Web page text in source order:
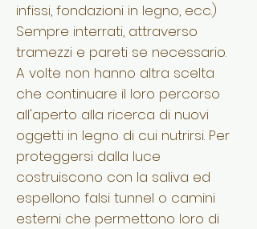
infissi, fondazioni in legno, ecc.)
Sempre interrati, attraverso
tramezzi e pareti se necessario.
A volte non hanno altra scelta
che continuare il loro percorso
all'aperto alla ricerca di nuovi
oggetti in legno di cui nutrirsi. Per
proteggersi dalla luce
costruiscono con la saliva ed
espellono falsi tunnel o camini
esterni che permettono loro di